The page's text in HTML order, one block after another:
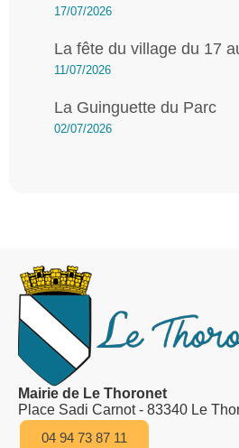
17/07/2026
La fête du village du 17
11/07/2026
La Guinguette du Parc
02/07/2026
Mairie de Le Thoronet
Place Sadi Carnot - 83340 Le
04 94 73 87 11